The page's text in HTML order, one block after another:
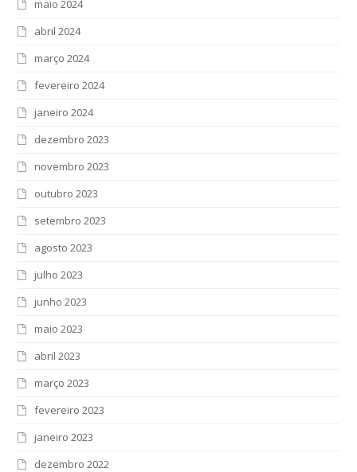
maio 2024
abril 2024
março 2024
fevereiro 2024
janeiro 2024
dezembro 2023
novembro 2023
outubro 2023
setembro 2023
agosto 2023
julho 2023
junho 2023
maio 2023
abril 2023
março 2023
fevereiro 2023
janeiro 2023
dezembro 2022